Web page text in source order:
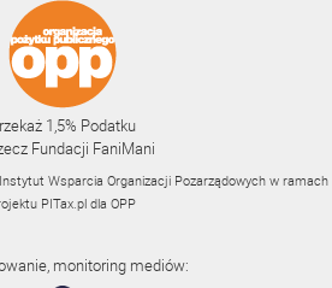
1,5% Podatku
Fundacji FaniMani
Wsparcia Organizacji Pozarządowych w ramach
PITax.pl dla OPP
monitoring mediów: